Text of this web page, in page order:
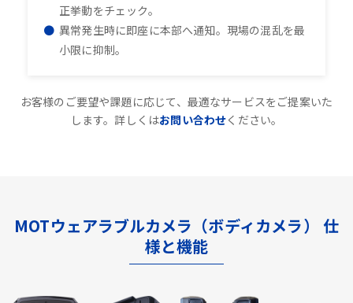
正挙動をチェック。
異常発生時に即座に本部へ通知。現場の混乱を最
小限に抑制。
お客様のご要望や課題に応じて、最適なサービスをご提案いた
します。詳しくはお問い合わせください。
MOTウェアラブルカメラ（ボディカメラ） 仕
様と機能